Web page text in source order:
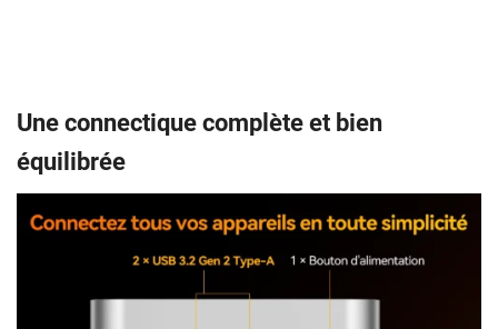
Une connectique complète et bien
équilibrée